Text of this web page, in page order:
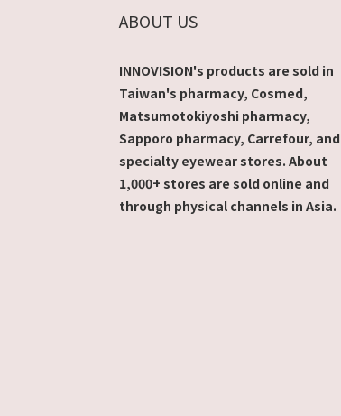
ABOUT US
INNOVISION's products are sold in
Taiwan's pharmacy, Cosmed,
Matsumotokiyoshi pharmacy,
Sapporo pharmacy, Carrefour, and
specialty eyewear stores. About
1,000+ stores are sold online and
through physical channels in Asia.